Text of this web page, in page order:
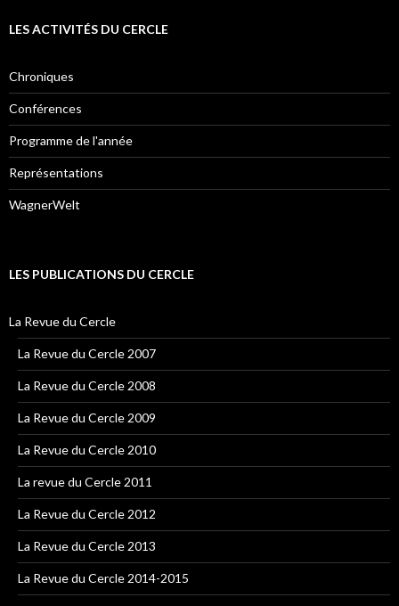
LES ACTIVITÉS DU CERCLE
Chroniques
Conférences
Programme de l'année
Représentations
WagnerWelt
LES PUBLICATIONS DU CERCLE
La Revue du Cercle
La Revue du Cercle 2007
La Revue du Cercle 2008
La Revue du Cercle 2009
La Revue du Cercle 2010
La revue du Cercle 2011
La Revue du Cercle 2012
La Revue du Cercle 2013
La Revue du Cercle 2014-2015